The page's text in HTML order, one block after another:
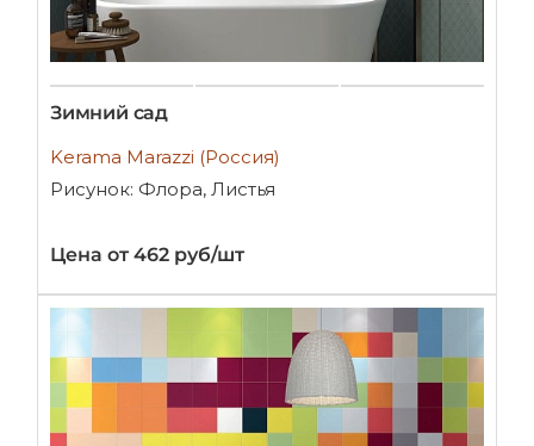
Зимний сад
Kerama Marazzi (Россия)
Рисунок: Флора, Листья
Цена от 462 руб/шт